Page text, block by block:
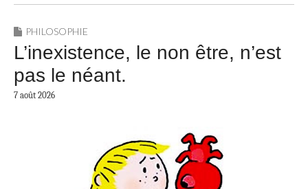
PHILOSOPHIE
L’inexistence, le non être, n’est
pas le néant.
7 août 2026